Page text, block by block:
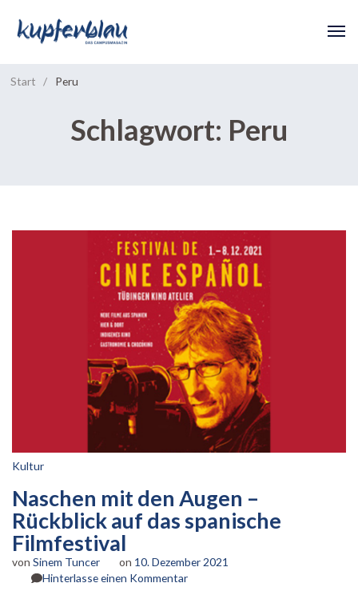
Start / Peru
Schlagwort: Peru
Kultur
Naschen mit den Augen –
Rückblick auf das spanische
Filmfestival
von Sinem Tuncer on 10. Dezember 2021
Hinterlasse einen Kommentarzu